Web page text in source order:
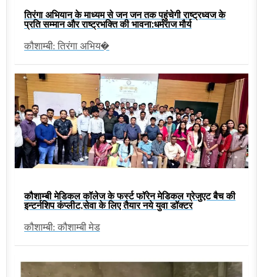
तिरंगा अभियान के माध्यम से जन जन तक पहुंचेगी राष्ट्रध्वज के
प्रति सम्मान और राष्ट्रभक्ति की भावना:धर्मराज मौर्य
कौशाम्बी: तिरंगा अभिय�
कौशाम्बी मेडिकल कॉलेज के फर्स्ट फॉरेन मेडिकल ग्रेजुएट बैच की
इन्टर्नशिप कंप्लीट,सेवा के लिए तैयार नये युवा डॉक्टर
कौशाम्बी: कौशाम्बी मेड